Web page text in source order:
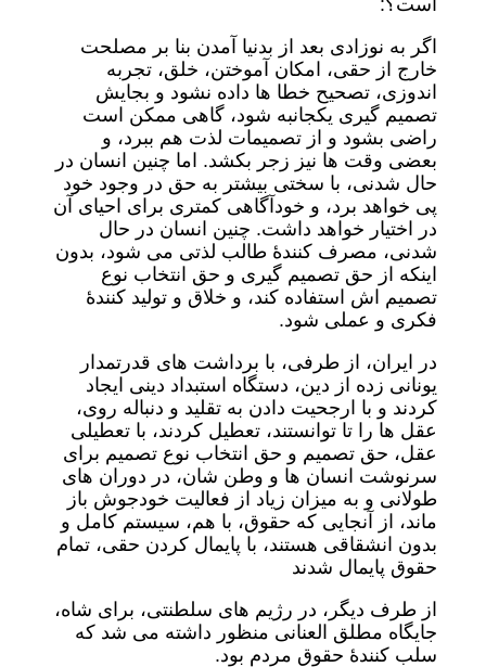
است؟:
اگر به نوزادی بعد از بدنیا آمدن بنا بر مصلحت
خارج از حقی، امکان آموختن، خلق، تجربه
اندوزی، تصحیح خطا ها داده نشود و بجایش
تصمیم گیری یکجانبه شود، گاهی ممکن است
راضی بشود و از تصمیمات لذت هم ببرد، و
بعضی وقت ها نیز زجر بکشد. اما چنین انسان در
حال شدنی، با سختی بیشتر به حق در وجود خود
پی خواهد برد، و خودآگاهی کمتری برای احیای آن
در اختیار خواهد داشت. چنین انسان در حال
شدنی، مصرف کنندۀ طالب لذتی می شود، بدون
اینکه از حق تصمیم گیری و حق انتخاب نوع
تصمیم اش استفاده کند، و خلاق و تولید کنندۀ
فکری و عملی شود.
در ایران، از طرفی، با برداشت های قدرتمدار
یونانی زده از دین، دستگاه استبداد دینی ایجاد
کردند و با ارجحیت دادن به تقلید و دنباله روی،
عقل ها را تا توانستند، تعطیل کردند، با تعطیلی
عقل، حق تصمیم و حق انتخاب نوع تصمیم برای
سرنوشت انسان ها و وطن شان، در دوران های
طولانی و به میزان زیاد از فعالیت خودجوش باز
ماند، از آنجایی که حقوق، با هم، سیستم کامل و
بدون انشقاقی هستند، با پایمال کردن حقی، تمام
حقوق پایمال شدند
از طرف دیگر، در رژیم های سلطنتی، برای شاه،
جایگاه مطلق العنانی منظور داشته می شد که
سلب کنندۀ حقوق مردم بود.